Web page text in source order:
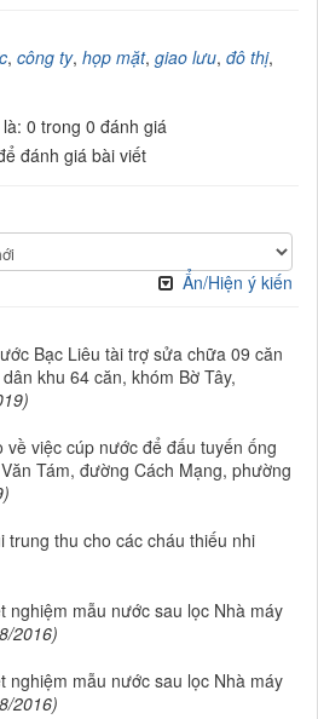
, công ty, họp mặt, giao lưu, đô thị,
0 trong 0 đánh giá
đánh giá bài viết
Ẩn/Hiện ý kiến
Bạc Liêu tài trợ sửa chữa 09 căn
khu 64 căn, khóm Bờ Tây,
về việc cúp nước để đấu tuyến ống
Tám, đường Cách Mạng, phường
trung thu cho các cháu thiếu nhi
nghiệm mẫu nước sau lọc Nhà máy
2016)
nghiệm mẫu nước sau lọc Nhà máy
2016)